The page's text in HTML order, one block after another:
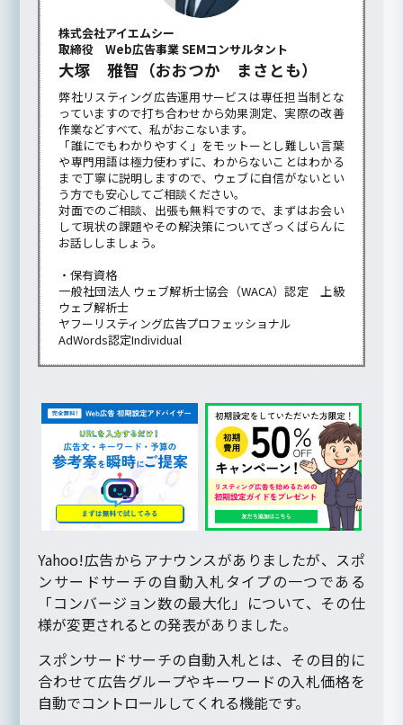
株式会社アイエムシー
取締役 Web広告事業 SEMコンサルタント
大塚 雅智（おおつか まさとも）
弊社リスティング広告運用サービスは専任担当制とな
っていますので打ち合わせから効果測定、実際の改善
作業などすべて、私がおこないます。
「誰にでもわかりやすく」をモットーとし難しい言葉
や専門用語は極力使わずに、わからないことはわかる
まで丁寧に説明しますので、ウェブに自信がないとい
う方でも安心してご相談ください。
対面でのご相談、出張も無料ですので、まずはお会い
して現状の課題やその解決策についてざっくばらんに
お話ししましょう。
・保有資格
一般社団法人 ウェブ解析士協会（WACA）認定 上級
ウェブ解析士
ヤフーリスティング広告プロフェッショナル
AdWords認定Individual
Yahoo!広告からアナウンスがありましたが、スポ
ンサードサーチの自動入札タイプの一つである
「コンバージョン数の最大化」について、その仕
様が変更されるとの発表がありました。
スポンサードサーチの自動入札とは、その目的に
合わせて広告グループやキーワードの入札価格を
自動でコントロールしてくれる機能です。